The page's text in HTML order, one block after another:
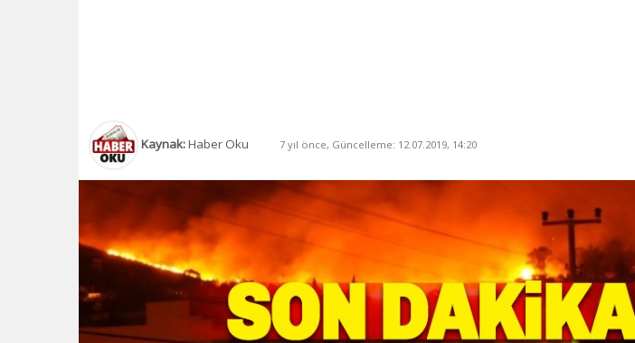
Kaynak:Haber Oku 7 yıl önce, Güncelleme: 12.07.2019, 14:20